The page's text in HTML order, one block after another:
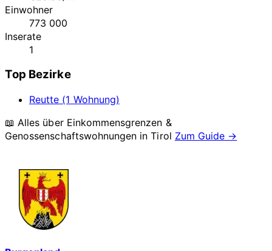
Einwohner
773 000
Inserate
1
Top Bezirke
Reutte (1 Wohnung)
📖 Alles über Einkommensgrenzen &
Genossenschaftswohnungen inTirol Zum Guide →